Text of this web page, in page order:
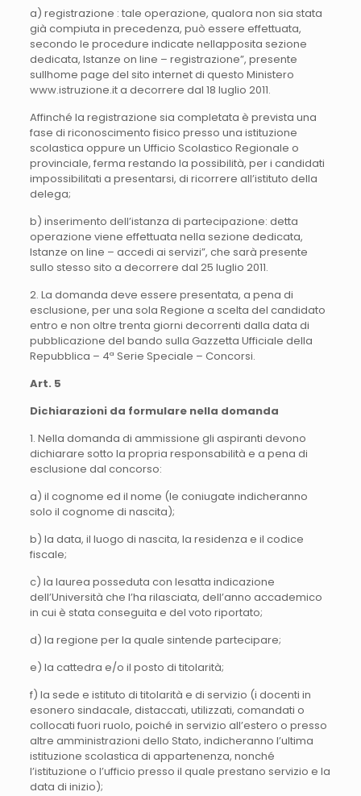
a) registrazione : tale operazione, qualora non sia stata
già compiuta in precedenza, può essere effettuata,
secondo le procedure indicate nellapposita sezione
dedicata, Istanze on line – registrazione”, presente
sullhome page del sito internet di questo Ministero
www.istruzione.it a decorrere dal 18 luglio 2011.
Affinché la registrazione sia completata è prevista una
fase di riconoscimento fisico presso una istituzione
scolastica oppure un Ufficio Scolastico Regionale o
provinciale, ferma restando la possibilità, per i candidati
impossibilitati a presentarsi, di ricorrere all’istituto della
delega;
b) inserimento dell’istanza di partecipazione: detta
operazione viene effettuata nella sezione dedicata,
Istanze on line – accedi ai servizi”, che sarà presente
sullo stesso sito a decorrere dal 25 luglio 2011.
2. La domanda deve essere presentata, a pena di
esclusione, per una sola Regione a scelta del candidato
entro e non oltre trenta giorni decorrenti dalla data di
pubblicazione del bando sulla Gazzetta Ufficiale della
Repubblica – 4ª Serie Speciale – Concorsi.
Art. 5
Dichiarazioni da formulare nella domanda
1. Nella domanda di ammissione gli aspiranti devono
dichiarare sotto la propria responsabilità e a pena di
esclusione dal concorso:
a) il cognome ed il nome (le coniugate indicheranno
solo il cognome di nascita);
b) la data, il luogo di nascita, la residenza e il codice
fiscale;
c) la laurea posseduta con lesatta indicazione
dell’Università che l’ha rilasciata, dell’anno accademico
in cui è stata conseguita e del voto riportato;
d) la regione per la quale sintende partecipare;
e) la cattedra e/o il posto di titolarità;
f) la sede e istituto di titolarità e di servizio (i docenti in
esonero sindacale, distaccati, utilizzati, comandati o
collocati fuori ruolo, poiché in servizio all’estero o presso
altre amministrazioni dello Stato, indicheranno l’ultima
istituzione scolastica di appartenenza, nonché
l’istituzione o l’ufficio presso il quale prestano servizio e la
data di inizio);